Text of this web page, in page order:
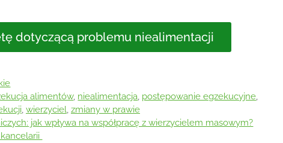
dotyczącą problemu niealimentacji
alimentów, niealimentacja postępowanie egzekucyjne
wierzyciel zmiany w prawie
jak wpływa na współpracę z wierzycielem masowym?